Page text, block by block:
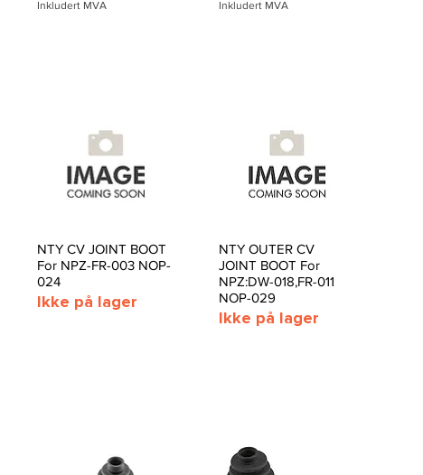
Inkludert MVA Inkludert MVA
Hurtigvisning
NTY CV JOINT BOOT
For NPZ-FR-003 NOP-
024
Ikke på lager
Hurtigvisning
NTY OUTER CV
JOINT BOOT For
NPZ:DW-018,FR-011
NOP-029
Ikke på lager